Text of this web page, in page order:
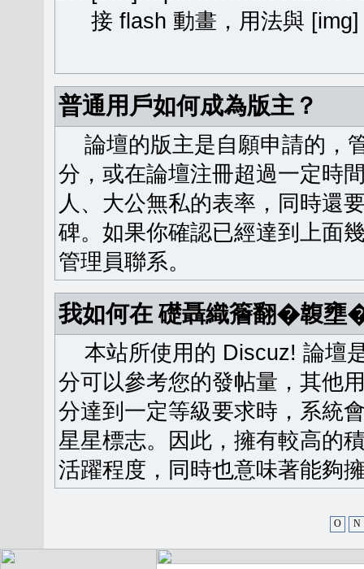
接 flash 動畫，用法與
普通用戶如何成為版主？
論壇的版主是自願申請的，
分，或在論壇注冊超過一定時
人、大公無私的表率，同時還
碑。如果你確認已經達到上面
管理員聯系。
我如何在 礎聶織簷翻�䪖壅
本站所使用的 Discuz! 論壇
分可以參考您的發帖量，其他
分達到一定等級要求時，系統
星星標志。因此，擁有較高的
活躍程度，同時也意味著能夠
O N